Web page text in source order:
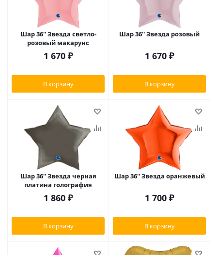
Шар 36'' Звезда светло-
розовый макарунс
1 670 ₽
В корзину
Шар 36'' Звезда розовый
1 670 ₽
В корзину
Шар 36'' Звезда черная
платина голография
1 860 ₽
В корзину
Шар 36'' Звезда оранжевый
1 700 ₽
В корзину